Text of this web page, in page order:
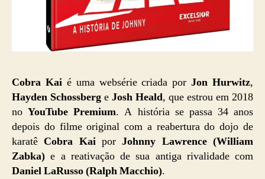
Cobra Kaié uma websérie criada porJon Hurwitz,
Hayden Schossberg e Josh Heald, que estrou em 2018
noYouTube Premium. A história se passa 34 anos
depois do filme original com a reabertura do dojo de
karatê Cobra KaiporJohnny Lawrence (William
Zabka) e a reativação de sua antiga rivalidade com
Daniel LaRusso (Ralph Macchio).